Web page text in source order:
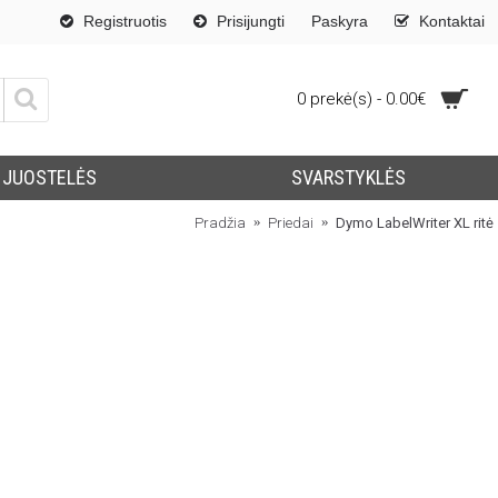
Registruotis Prisijungti Paskyra Kontaktai
0 prekė(s) - 0.00€
JUOSTELĖS SVARSTYKLĖS
Pradžia Priedai Dymo LabelWriter XL ritė